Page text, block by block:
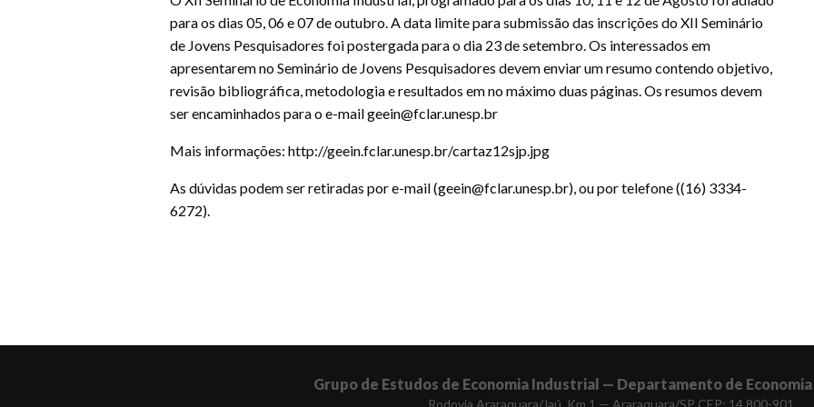
para os dias 05, 06 e 07 de outubro. A data limite para submissão das inscrições do XII Seminário
de Jovens Pesquisadores foi postergada para o dia 23 de setembro. Os interessados em
apresentarem no Seminário de Jovens Pesquisadores devem enviar um resumo contendo objetivo,
revisão bibliográfica, metodologia e resultados em no máximo duas páginas. Os resumos devem
ser encaminhados para o e-mail geein@fclar.unesp.br
Mais informações: http://geein.fclar.unesp.br/cartaz12sjp.jpg
As dúvidas podem ser retiradas por e-mail (geein@fclar.unesp.br), ou por telefone ((16) 3334-
6272).
Grupo de Estudos de Economia Industrial — Departamento de
Rodovia Araraquara/Jaú, Km 1 — Araraquara/SP CEP: 14.800-901